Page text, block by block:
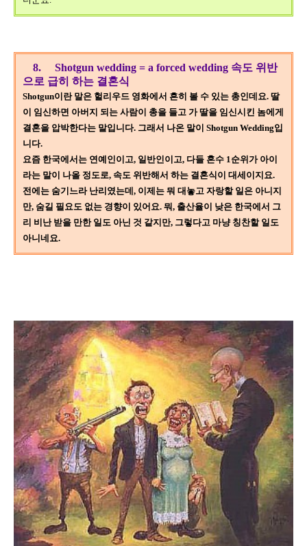
8. Shotgun wedding = a forced wedding 속도 위반
으로 급히 하는 결혼식
Shotgun이란 말은 헐리우드 영화에서 흔히 볼 수 있는 총인데요. 딸
이 임신하면 아버지 되는 사람이 총을 들고 가 딸을 임신시킨 놈에게
결혼을 압박한다는 말입니다. 그래서 나온 말이 Shotgun Wedding입
니다.
요즘 한국에서는 연예인이고, 일반인이고, 다들 혼수 1순위가 아이
라는 말이 나올 정도로, 속도 위반해서 하는 결혼식이 대세이지요.
전에는 숨기느라 난리였는데 , 이제는 뭐 대놓고 자랑할 일은 아니지
만, 숨길 필요도 없는 경향이 있어요. 뭐 , 출산율이 낮은 한국에서 그
리 비난 받을 만한 일도 아닌 것 같지만, 그렇다고 마냥 칭찬할 일도
아니네요.